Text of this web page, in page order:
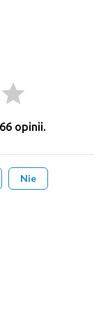
grade
opinii.
Nie